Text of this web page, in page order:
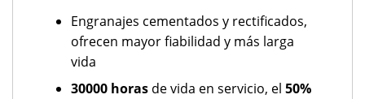
Engranajes cementados y rectificados,
ofrecen mayor fiabilidad y más larga
vida
30000 horas de vida en servicio, el 50%